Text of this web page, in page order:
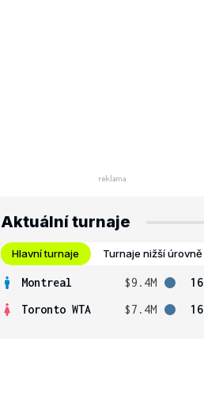
Aktuální turnaje
Hlavní turnaje Turnaje nižší úrovně
Montreal $9.4M
16
Toronto WTA
$7.4M 16